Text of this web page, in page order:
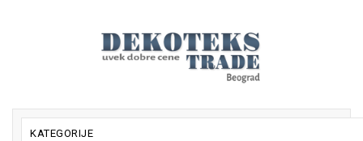
KATEGORIJE